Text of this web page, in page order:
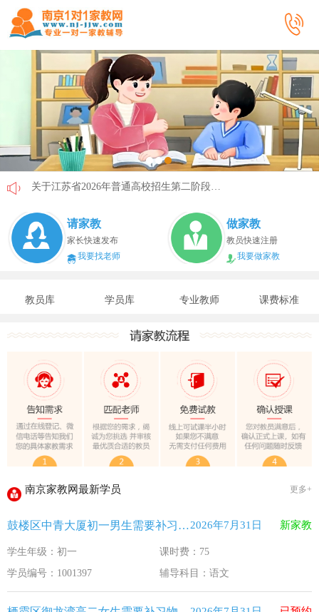
省教育厅最新发文！事关2026年普通高校综合评价招生改革
我市2026年春季学期学生资助申请开始
致全省中小学生家长的一封信
2025年12月江苏教育考试月历
最新！教育部等5部门发布20条举措
​2025年11月江苏教育考试月历
5个新突破！国新办发布会介绍“十四五”时期加快建设教育强
省教育厅最新发文！事关2026年普通高校综合评价招生改革 2026-4-10
我市2026年春季学期学生资助申请开始
速看！新学期开学安全提示！
致全省中小学生家长的一封信 2026-2-3
请家教
家长快速发布
我要找老师
做家教
教员快速注册
我要做家教
教员库 学员库 专业教师 课费标准
南京家教网最新学员 更多+
鼓楼区中青大厦初一男生需要补习语文2026年7月31日 新家教
学生年级：初一
课时费：75
学员编号：1001397
辅导科目：语文